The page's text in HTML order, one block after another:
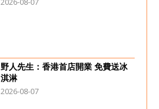
野人先生：香港首店開業 免費送冰
淇淋
2026-08-07